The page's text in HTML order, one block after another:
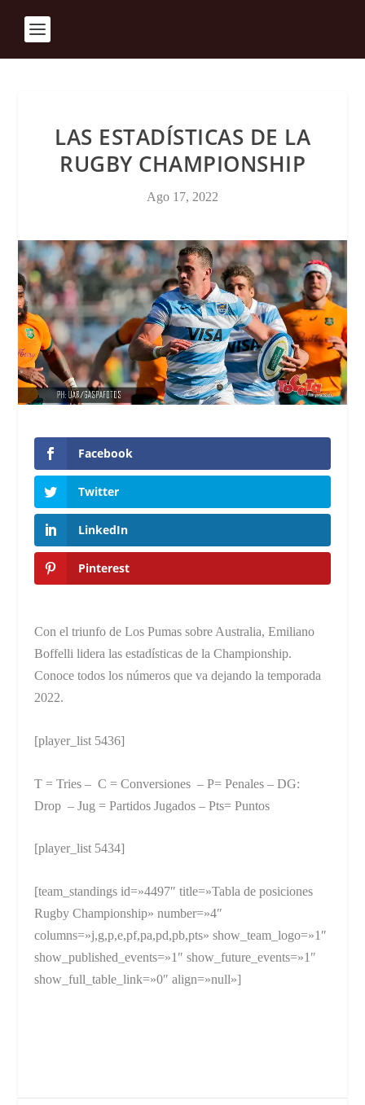
LAS ESTADÍSTICAS DE LA
RUGBY CHAMPIONSHIP
Ago 17, 2022
Facebook
Twitter
LinkedIn
Pinterest
Con el triunfo de Los Pumas sobre Australia, Emiliano
Boffelli lidera las estadísticas de la Championship.
Conoce todos los números que va dejando la temporada
2022.
[player_list 5436]
T = Tries – C = Conversiones – P= Penales – DG:
Drop – Jug = Partidos Jugados – Pts= Puntos
[player_list 5434]
[team_standings id=»4497″ title=»Tabla de posiciones
Rugby Championship» number=»4″
columns=»j,g,p,e,pf,pa,pd,pb,pts» show_team_logo=»1″
show_published_events=»1″ show_future_events=»1″
show_full_table_link=»0″ align=»null»]